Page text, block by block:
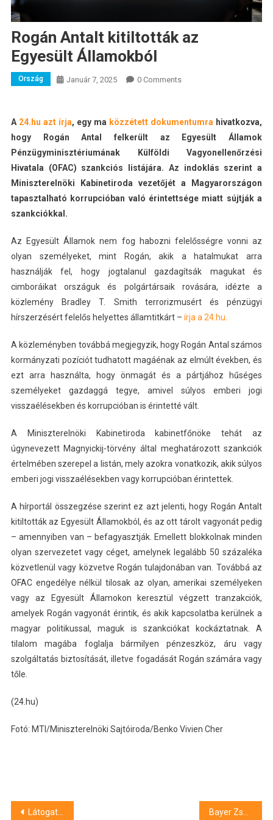
Rogán Antalt kitiltották az
Egyesült Államokból
Ország Január 7, 2025 0 Comments
A 24.hu azt írja, egy ma közzétett dokumentumra hivatkozva,
hogy Rogán Antal felkerült az Egyesült Államok
Pénzügyminisztériumának Külföldi Vagyonellenőrzési
Hivatala (OFAC) szankciós listájára. Az indoklás szerint a
Miniszterelnöki Kabinetiroda vezetőjét a Magyarországon
tapasztalható korrupcióban való érintettsége miatt sújtják a
szankciókkal.
Az Egyesült Államok nem fog habozni felelősségre vonni az
olyan személyeket, mint Rogán, akik a hatalmukat arra
használják fel, hogy jogtalanul gazdagítsák magukat és
cimboráikat országuk és polgártársaik rovására, idézte a
közlemény Bradley T. Smith terrorizmusért és pénzügyi
hírszerzésért felelős helyettes államtitkárt – írja a 24.hu.
A közleményben továbbá megjegyzik, hogy Rogán Antal számos
kormányzati pozíciót tudhatott magáénak az elmúlt években, és
ezt arra használta, hogy önmagát és a pártjához hűséges
személyeket gazdaggá tegye, amivel súlyos emberi jogi
visszaélésekben és korrupcióban is érintetté vált.
A Miniszterelnöki Kabinetiroda kabinetfőnöke tehát az
úgynevezett Magnyickij-törvény által meghatározott szankciók
értelmében szerepel a listán, mely azokra vonatkozik, akik súlyos
emberi jogi visszaélésekben vagy korrupcióban érintettek.
A hírportál összegzése szerint ez azt jelenti, hogy Rogán Antalt
kitiltották az Egyesült Államokból, és az ott tárolt vagyonát pedig
– amennyiben van – befagyasztják. Emellett blokkolnak minden
olyan szervezetet vagy céget, amelynek legalább 50 százaléka
közvetlenül vagy közvetve Rogán tulajdonában van. Továbbá az
OFAC engedélye nélkül tilosak az olyan, amerikai személyeken
vagy az Egyesült Államokon keresztül végzett tranzakciók,
amelyek Rogán vagyonát érintik, és akik kapcsolatba kerülnek a
magyar politikussal, maguk is szankciókat kockáztatnak. A
tilalom magába foglalja bármilyen pénzeszköz, áru vagy
szolgáltatás biztosítását, illetve fogadását Rogán számára vagy
tőle.
(24.hu)
Fotó: MTI/Miniszterelnöki Sajtóiroda/Benko Vivien Cher
Bejegyzés
Látogatási korlátozás lépett életbe a Bethesda Gyermekkórházban